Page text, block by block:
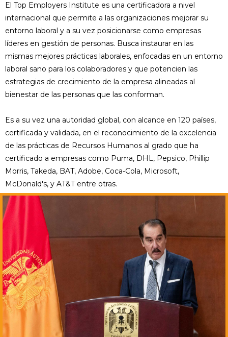
El Top Employers Institute es una certificadora a nivel
internacional que permite a las organizaciones mejorar su
entorno laboral y a su vez posicionarse como empresas
líderes en gestión de personas. Busca instaurar en las
mismas mejores prácticas laborales, enfocadas en un entorno
laboral sano para los colaboradores y que potencien las
estrategias de crecimiento de la empresa alineadas al
bienestar de las personas que las conforman.
Es a su vez una autoridad global, con alcance en 120 países,
certificada y validada, en el reconocimiento de la excelencia
de las prácticas de Recursos Humanos al grado que ha
certificado a empresas como Puma, DHL, Pepsico, Phillip
Morris, Takeda, BAT, Adobe, Coca-Cola, Microsoft,
McDonald's, y AT&T entre otras.